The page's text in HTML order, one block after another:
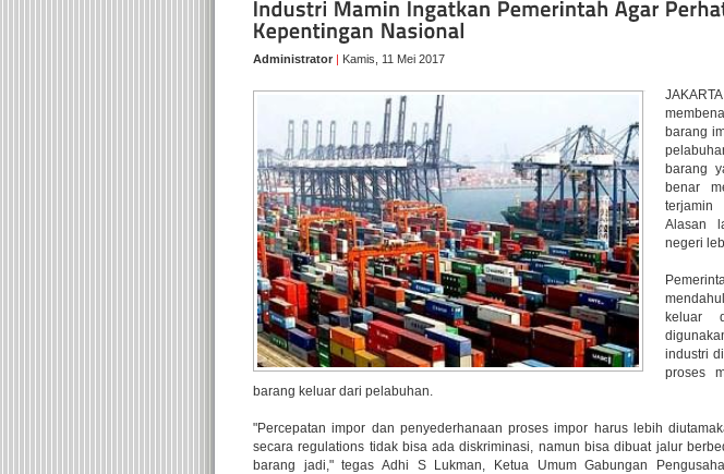
Administrator | Kamis, 11 Mei 2017
barang
barang
benar
terjamin
Alasan
negeri
keluar
industri
proses
barang keluar dari pelabuhan.
"Percepatan impor dan penyederhanaan proses impor harus lebih
secara regulations tidak bisa ada diskriminasi, namun bisa dibuat jalur
barang jadi," tegas Adhi S Lukman, Ketua Umum Gabungan